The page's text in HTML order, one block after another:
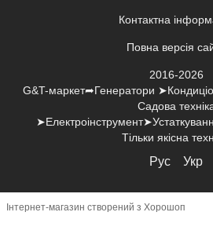
Контактна
Повна версія
2016-2026
G&T-маркет➦Генератори
Садова
Тільки якісна
Рус Укр
Інтернет-магазин створений з Хорошоп